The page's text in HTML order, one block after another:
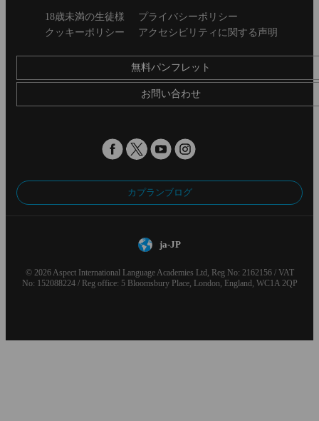
Secondary18歳未満の生徒様
プライバシーポリシー
クッキーポリシー
アクセシビリティに関する声明
無料パンフレット
お問い合わせ
カプランブログ
ja-JP
© 2026 Aspect International Language Academies Ltd, Reg No: 2162156 / VAT
No: 152088224 / Reg office: 5 Bloomsbury Place, London, England, WC1A 2QP